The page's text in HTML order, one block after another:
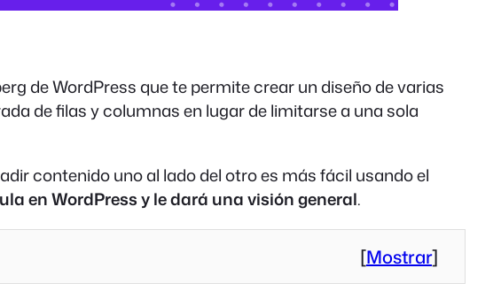
de WordPress que te permite crear un diseño de varias
de filas y columnas en lugar de limitarse a una sola
contenido uno al lado del otro es más fácil usando el
en WordPress y le dará una visión general.
[Mostrar]